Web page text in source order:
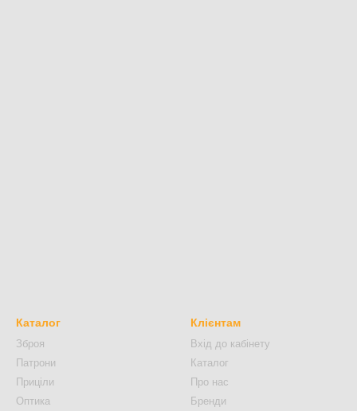
Каталог
Зброя
Патрони
Приціли
Оптика
Клієнтам
Вхід до кабінету
Каталог
Про нас
Бренди